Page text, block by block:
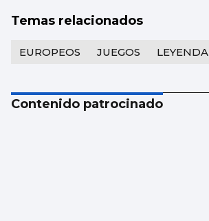
Temas relacionados
EUROPEOS JUEGOS LEYENDA
Contenido patrocinado